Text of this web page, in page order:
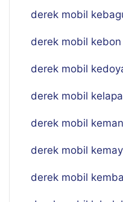
derek mobil
derek mobil
derek mobil
derek mobil
derek mobil
derek mobil
derek mobil